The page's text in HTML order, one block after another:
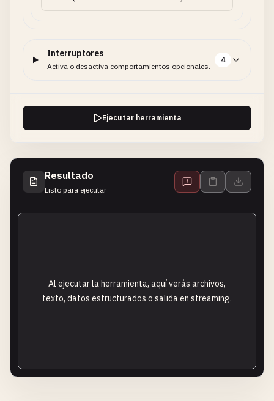
Interruptores
Activa o desactiva comportamientos opcionales.
4
Ejecutar herramienta
Resultado
Listo para ejecutar
Al ejecutar la herramienta, aquí verás archivos,
texto, datos estructurados o salida en streaming.